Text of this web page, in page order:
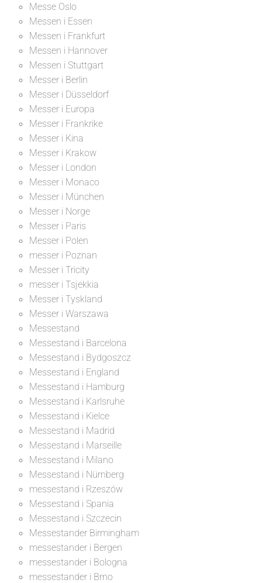
Messe Oslo
Messen i Essen
Messen i Frankfurt
Messen i Hannover
Messen i Stuttgart
Messer i Berlin
Messer i Düsseldorf
Messer i Europa
Messer i Frankrike
Messer i Kina
Messer i Krakow
Messer i London
Messer i Monaco
Messer i München
Messer i Norge
Messer i Paris
Messer i Polen
messer i Poznan
Messer i Tricity
messer i Tsjekkia
Messer i Tyskland
Messer i Warszawa
Messestand
Messestand i Barcelona
Messestand i Bydgoszcz
Messestand i England
Messestand i Hamburg
Messestand i Karlsruhe
Messestand i Kielce
Messestand i Madrid
Messestand i Marseille
Messestand i Milano
Messestand i Nürnberg
messestand i Rzeszów
Messestand i Spania
Messestand i Szczecin
Messestander Birmingham
messestander i Bergen
messestander i Bologna
messestander i Brno